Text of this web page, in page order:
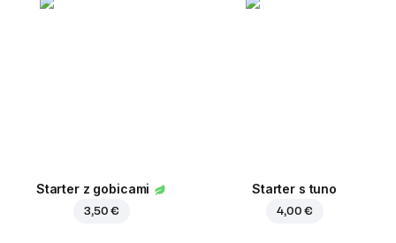
Starter z gobicami
3,50 €
Starter s tuno
4,00 €